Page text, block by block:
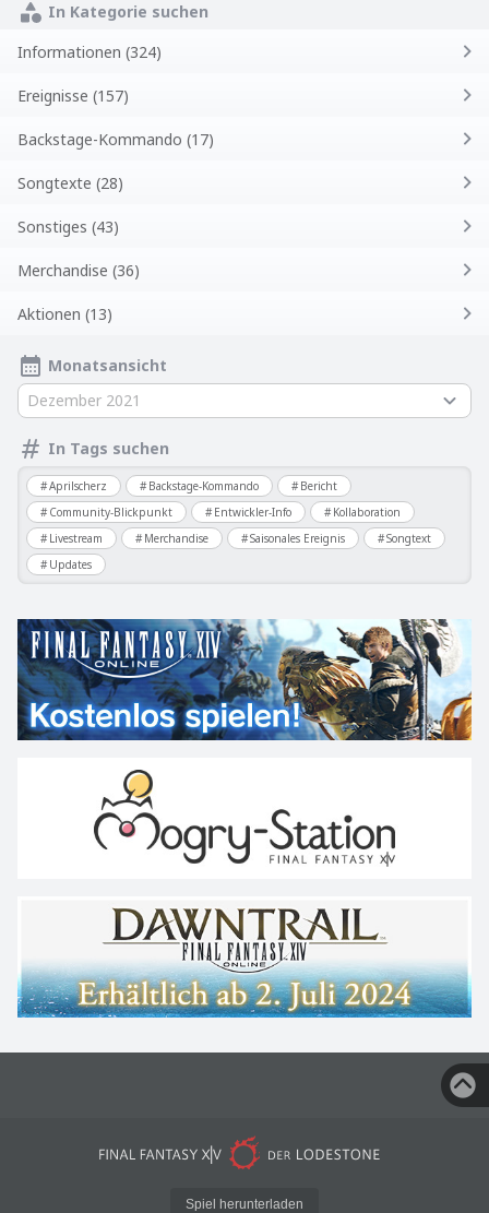
In Kategorie suchen
Informationen (324)
Ereignisse (157)
Backstage-Kommando (17)
Songtexte (28)
Sonstiges (43)
Merchandise (36)
Aktionen (13)
Monatsansicht
Dezember 2021
In Tags suchen
Aprilscherz Backstage-Kommando
Bericht
Community-Blickpunkt
Entwickler-Info
Kollaboration
Livestream
Merchandise Saisonales Ereignis
Songtext
Updates
Spiel herunterladen